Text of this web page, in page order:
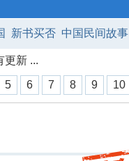
新书买否 中国民间故事
更新 ...
5 6 7 8 9 10